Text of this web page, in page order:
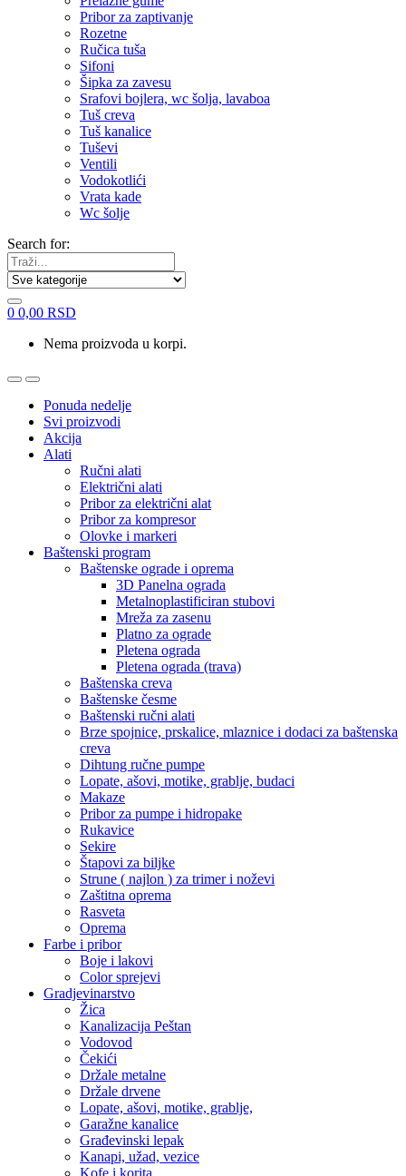
Pribor za zaptivanje
Rozetne
Ručica tuša
Sifoni
Šipka za zavesu
Srafovi bojlera, wc šolja, lavaboa
Tuš creva
Tuš kanalice
Tuševi
Ventili
Vodokotlići
Vrata kade
Wc šolje
Search for:
0 0,00 RSD
Nema proizvoda u korpi.
Ponuda nedelje
Svi proizvodi
Akcija
Alati
Ručni alati
Električni alati
Pribor za električni alat
Pribor za kompresor
Olovke i markeri
Baštenski program
Baštenske ograde i oprema
3D Panelna ograda
Metalnoplastificiran stubovi
Mreža za zasenu
Platno za ograde
Pletena ograda
Pletena ograda (trava)
Baštenska creva
Baštenske česme
Baštenski ručni alati
Brze spojnice, prskalice, mlaznice i dodaci za baštenska
creva
Dihtung ručne pumpe
Lopate, ašovi, motike, grablje, budaci
Makaze
Pribor za pumpe i hidropake
Rukavice
Sekire
Štapovi za biljke
Strune ( najlon ) za trimer i noževi
Zaštitna oprema
Rasveta
Oprema
Farbe i pribor
Boje i lakovi
Color sprejevi
Gradjevinarstvo
Žica
Kanalizacija Peštan
Vodovod
Čekići
Držale metalne
Držale drvene
Lopate, ašovi, motike, grablje,
Garažne kanalice
Građevinski lepak
Kanapi, užad, vezice
Kofe i korita